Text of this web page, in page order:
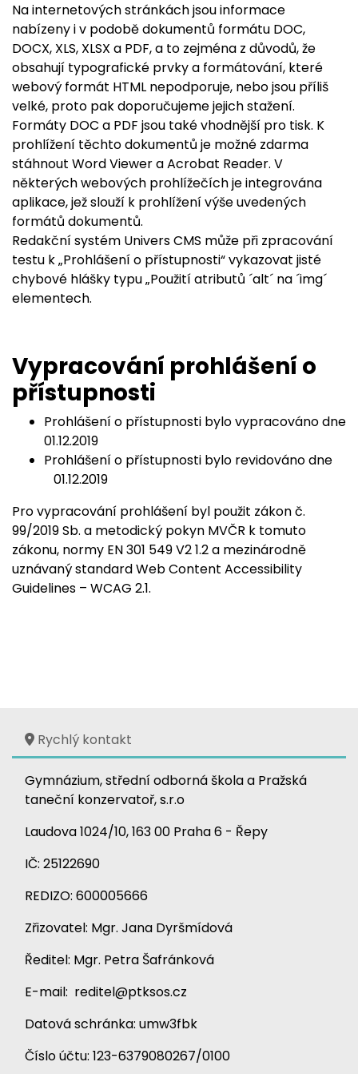
Na internetových stránkách jsou informace
nabízeny i v podobě dokumentů formátu DOC,
DOCX, XLS, XLSX a PDF, a to zejména z důvodů, že
obsahují typografické prvky a formátování, které
webový formát HTML nepodporuje, nebo jsou příliš
velké, proto pak doporučujeme jejich stažení.
Formáty DOC a PDF jsou také vhodnější pro tisk. K
prohlížení těchto dokumentů je možné zdarma
stáhnout Word Viewer a Acrobat Reader. V
některých webových prohlížečích je integrována
aplikace, jež slouží k prohlížení výše uvedených
formátů dokumentů.
Redakční systém Univers CMS může při zpracování
testu k „Prohlášení o přístupnosti“ vykazovat jisté
chybové hlášky typu „Použití atributů ´alt´ na ´img´
elementech.
Vypracování prohlášení o
přístupnosti
Prohlášení o přístupnosti bylo vypracováno dne
01.12.2019
Prohlášení o přístupnosti bylo revidováno dne
01.12.2019
Pro vypracování prohlášení byl použit zákon č.
99/2019 Sb. a metodický pokyn MVČR k tomuto
zákonu, normy EN 301 549 V2 1.2 a mezinárodně
uznávaný standard Web Content Accessibility
Guidelines – WCAG 2.1.
Rychlý kontakt
Gymnázium, střední odborná škola a Pražská
taneční konzervatoř, s.r.o
Laudova 1024/10,163 00 Praha 6 - Řepy
IČ: 25122690
REDIZO: 600005666
Zřizovatel: Mgr. Jana Dyršmídová
Ředitel: Mgr. Petra Šafránková
E-mail: reditel@ptksos.cz
Datová schránka: umw3fbk
Číslo účtu: 123-6379080267/0100